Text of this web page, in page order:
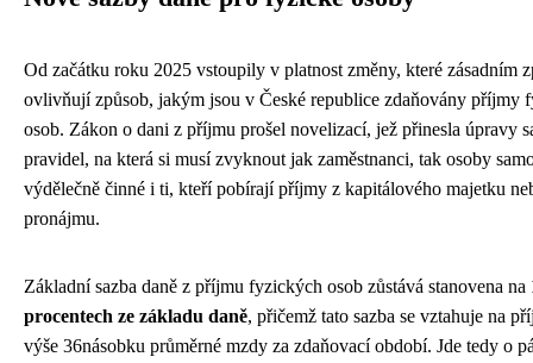
Od začátku roku 2025 vstoupily v platnost změny, které zásadním
ovlivňují způsob, jakým jsou v České republice zdaňovány příjmy
osob. Zákon o dani z příjmu prošel novelizací, jež přinesla úpravy
pravidel, na která si musí zvyknout jak zaměstnanci, tak osoby
výdělečně činné i ti, kteří pobírají příjmy z kapitálového majetku
pronájmu.
Základní sazba daně z příjmu fyzických osob zůstává stanovena na
procentech ze základu daně, přičemž tato sazba se vztahuje na
výše 36násobku průměrné mzdy za zdaňovací období. Jde tedy o